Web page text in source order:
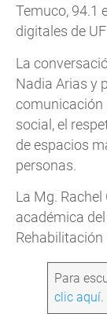
Temuco, 94.1
digitales de
La
Nadia Arias y
comunicación
social, el
de espacios
personas.
La Mg.
académica
Rehabilitación
Para
clic aquí.